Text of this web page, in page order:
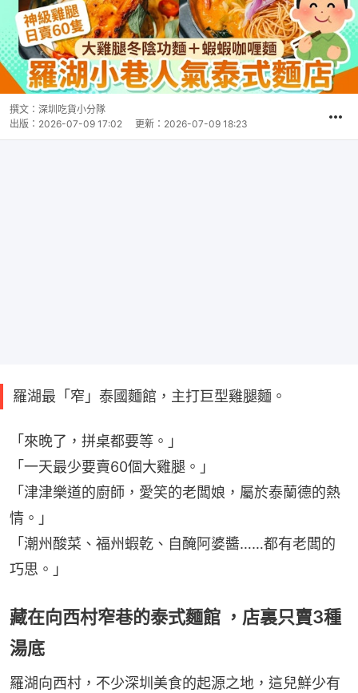
撰文： 深圳吃貨小分隊
出版： 2026-07-09 17:02 更新： 2026-07-09 18:23
羅湖最「窄」泰國麵館，主打巨型雞腿麵。
「來晚了，拼桌都要等。」
「一天最少要賣60個大雞腿。」
「津津樂道的廚師，愛笑的老闆娘，屬於泰蘭德的熱
情。」
「潮州酸菜、福州蝦乾、自醃阿婆醬……都有老闆的
巧思。」
藏在向西村窄巷的泰式麵館 ，店裏只賣3種
湯底
羅湖向西村，不少深圳美食的起源之地，這兒鮮少有